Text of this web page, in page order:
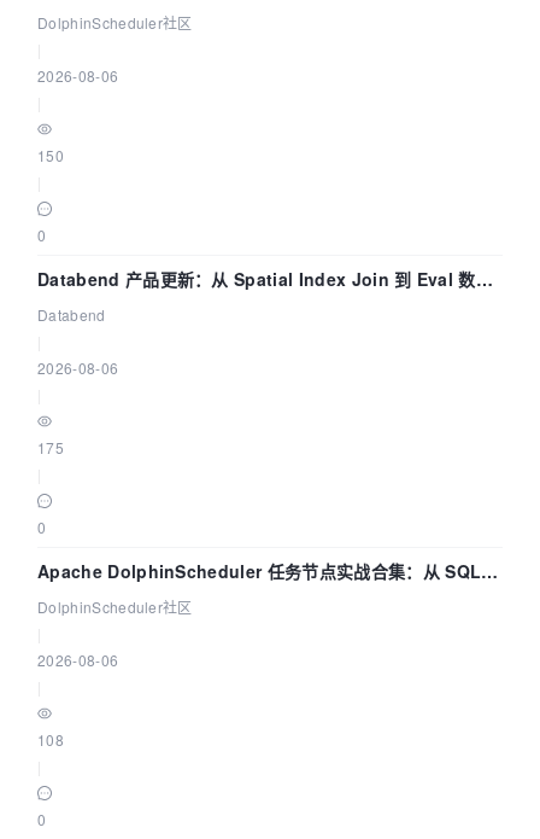
dsctl 两分钟上手
DolphinScheduler社区
2026-08-06
150
0
Databend 产品更新：从 Spatial Index Join 到 Eval 数据
管道
Databend
2026-08-06
175
0
Apache DolphinScheduler 任务节点实战合集：从 SQL、
DataX 到 Spark、Flink 一次配置全打通
DolphinScheduler社区
2026-08-06
108
0